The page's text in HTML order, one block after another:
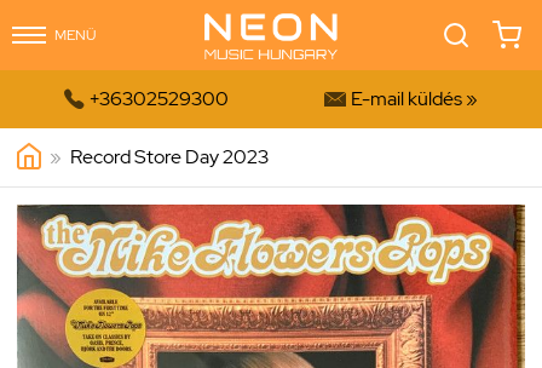
MENÜ
 +36302529300  E-mail küldés »
» Record Store Day 2023